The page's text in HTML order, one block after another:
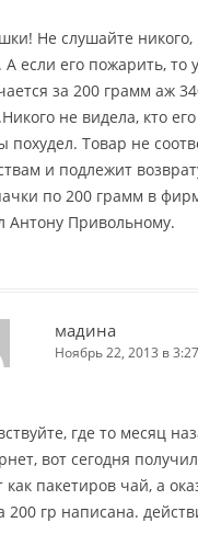
Не слушайте
А если его пожарить, то
за 200 грамм аж
не видела, кто
похудел. Товар не
и подлежит
по 200 грамм в
Антону Привольному.
мадина
Ноябрь 22, 2013 в
где то месяц
вот сегодня
как пакетиров чай, а
200 гр написана.